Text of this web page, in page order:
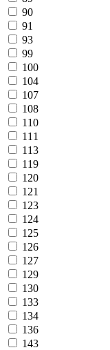
90
91
93
99
100
104
107
108
110
111
113
119
120
121
123
124
125
126
127
129
130
133
134
136
143